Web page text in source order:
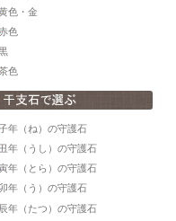
色・金
色
色
年（ね）の守護石
丑年（うし）の守護石
年（とら）の守護石
卯年（う）の守護石
辰年（たつ）の守護石